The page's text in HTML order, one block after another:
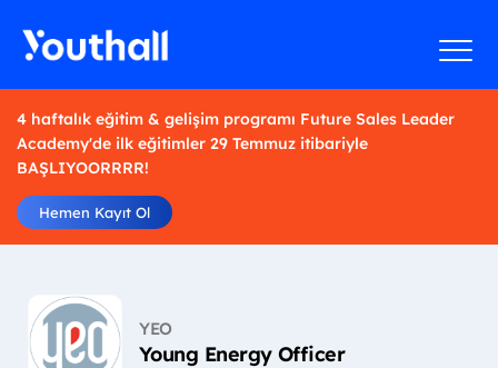
4 haftalık eğitim & gelişim programı Future Sales Leader
Academy'de ilk eğitimler 29 Temmuz itibariyle
BAŞLIYOORRRR!
Hemen Kayıt Ol
YEO
Young Energy Officer